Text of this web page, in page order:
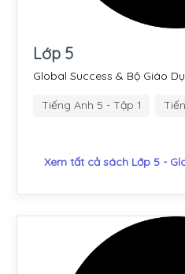
Lớp 5
Global Success & Bộ Giáo
Tiếng Anh 5 - Tập 1
Xem tất cả sách Lớp 5 -